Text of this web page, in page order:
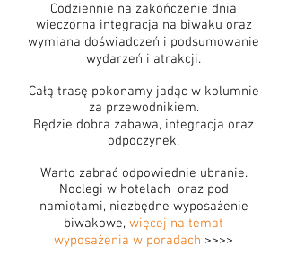
Codziennie na zakończenie dnia
wieczorna integracja na biwaku oraz
wymiana doświadczeń i podsumowanie
wydarzeń i atrakcji.
Całą trasę pokonamy jadąc w kolumnie
za przewodnikiem.
Będzie dobra zabawa, integracja oraz
odpoczynek.
Warto zabrać odpowiednie ubranie.
Noclegi w hotelach oraz pod
namiotami, niezbędne wyposażenie
biwakowe, więcej na temat
wyposażenia w poradach >>>>